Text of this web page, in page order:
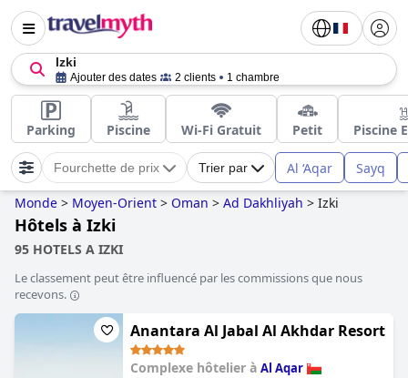
Izki
Ajouter des dates 2 clients 1 chambre
Parking Piscine Wi-Fi Gratuit Petit Piscine
Fourchette de prix Trier par Al ‘Aqar Sayq
Monde > Moyen-Orient > Oman > Ad Dakhliyah > Izki
Hôtels à Izki
95 HOTELS A IZKI
Le classement peut être influencé par les commissions que nous
recevons.
Anantara Al Jabal Al Akhdar Resort
Complexe hôtelier à Al Aqar